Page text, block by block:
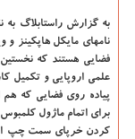
به گزارش راستابلاگ به
نامهای مایکل هاپکینز و
فضایی هستند که
علمی اروپایی و تکمیل
پیاده روی فضایی که
کردن خرپای سمت چپ